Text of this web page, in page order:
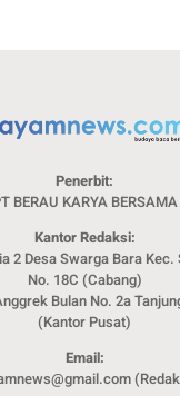
Penerbit:
BERAU KARYA BERSAMA
Kantor Redaksi:
2 Desa Swarga Bara Kec.
No. 18C (Cabang)
Bulan No. 2a
(Kantor Pusat)
Email: